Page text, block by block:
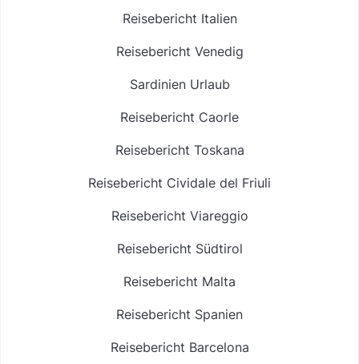
Reisebericht Italien
Reisebericht Venedig
Sardinien Urlaub
Reisebericht Caorle
Reisebericht Toskana
Reisebericht Cividale del Friuli
Reisebericht Viareggio
Reisebericht Südtirol
Reisebericht Malta
Reisebericht Spanien
Reisebericht Barcelona